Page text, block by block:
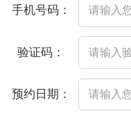
手机号码：
验证码：
预约日期：